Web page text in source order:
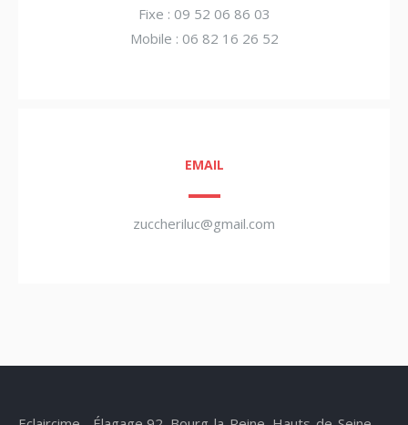
Fixe : 09 52 06 86 03
Mobile : 06 82 16 26 52
EMAIL
zuccheriluc@gmail.com